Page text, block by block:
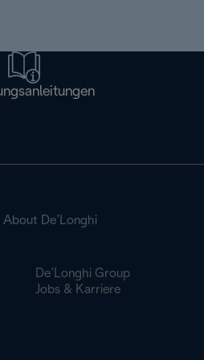
About De’Longhi
De’Longhi Group
Jobs & Karriere